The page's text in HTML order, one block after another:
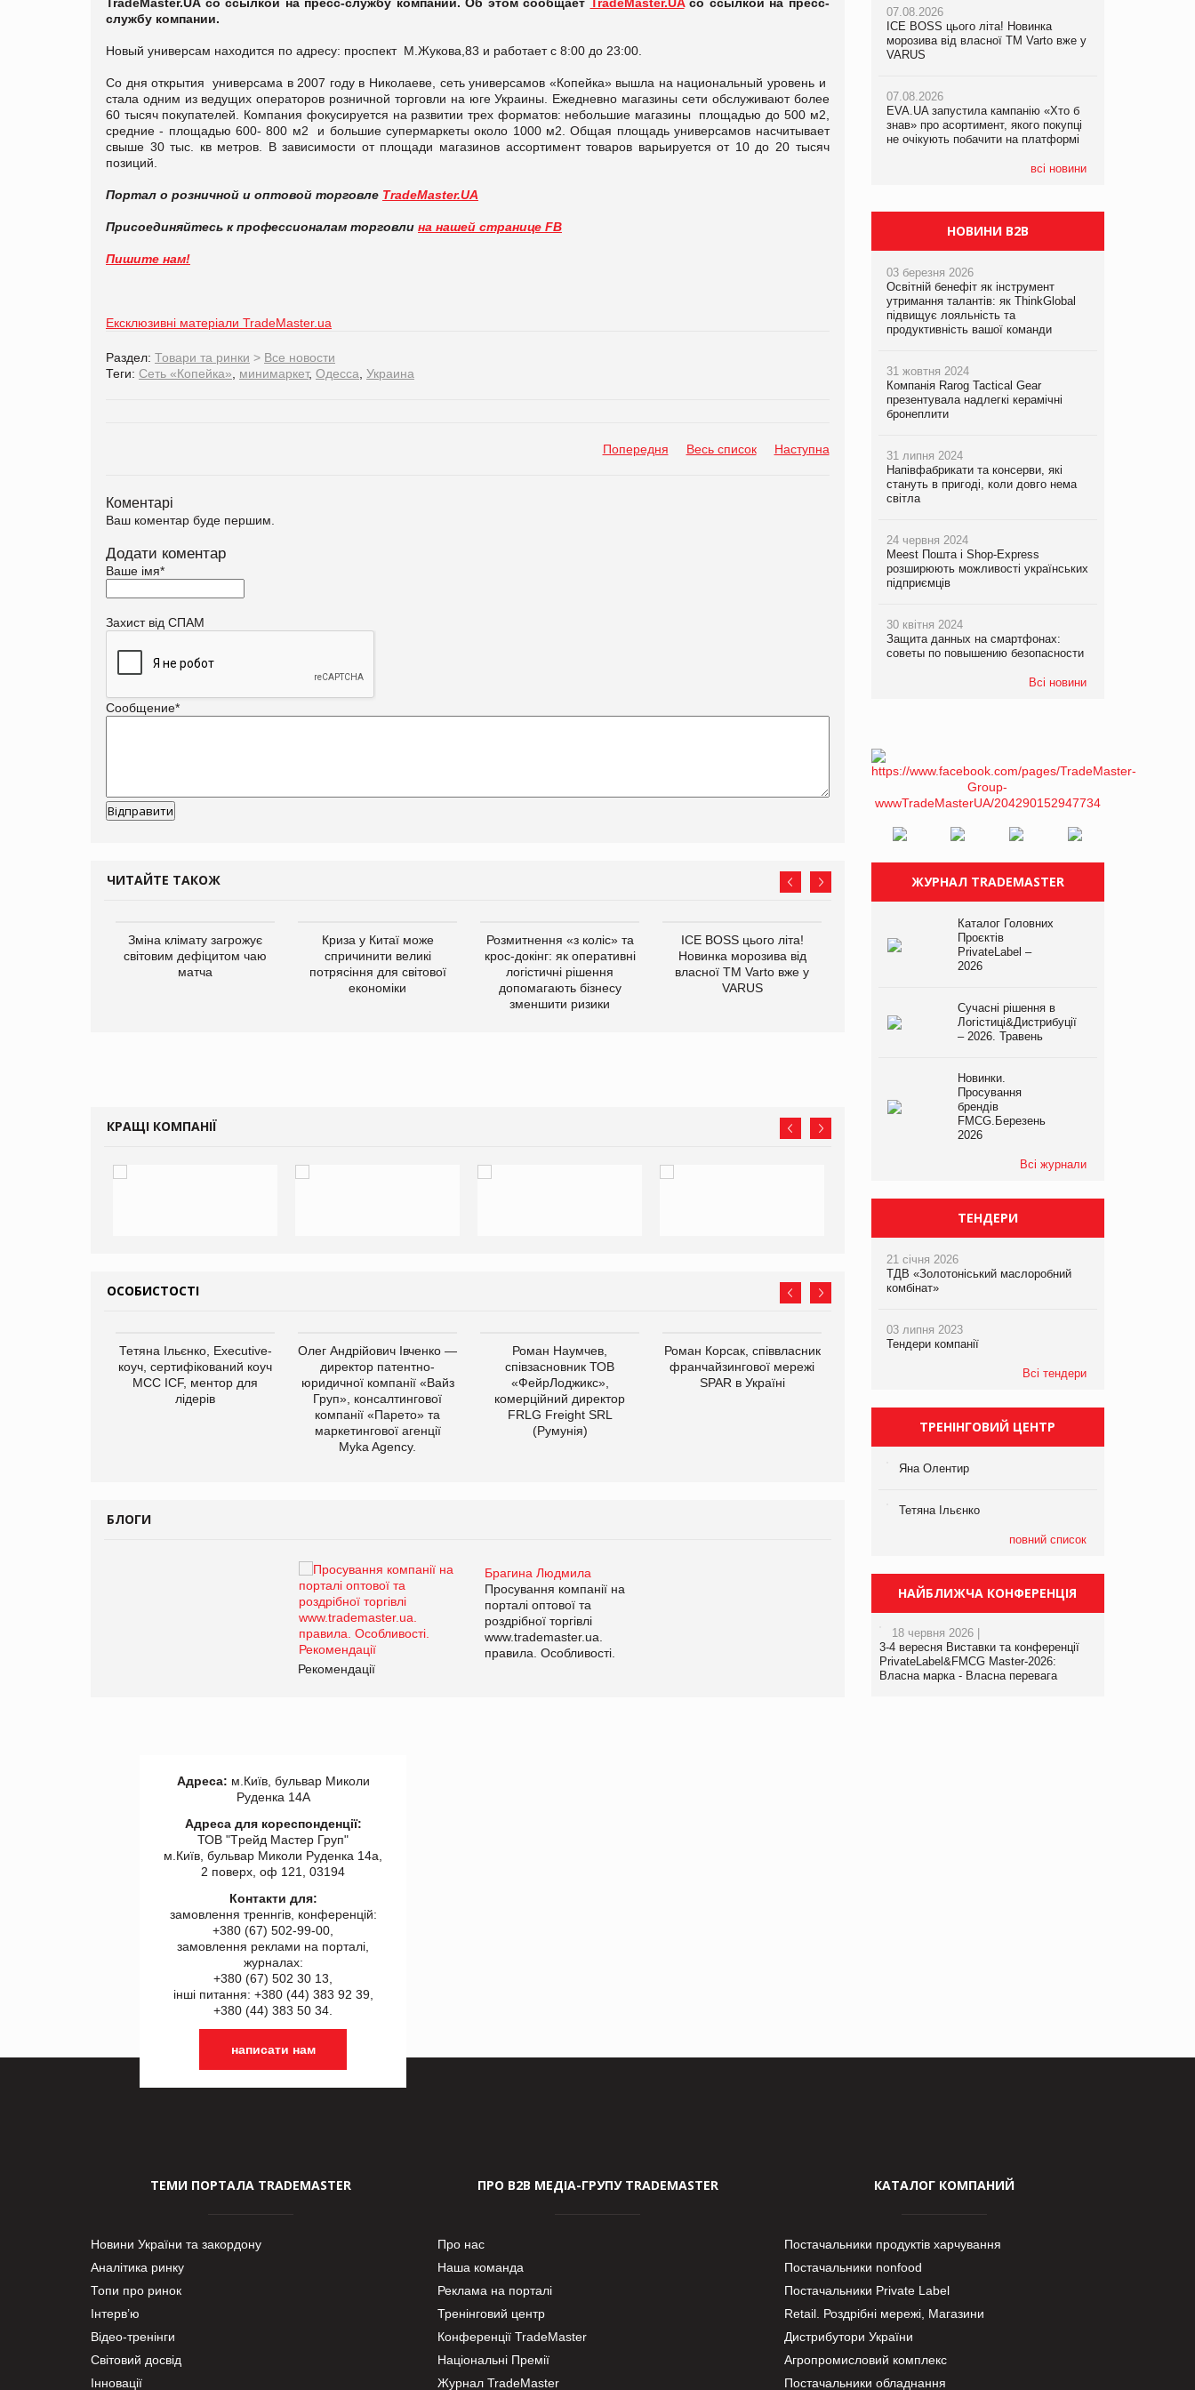
службу компании.
Новый универсам находится по адресу: проспект М.Жукова,83 и работает с 8:00 до 23:00.
Со дня открытия универсама в 2007 году в Николаеве, сеть универсамов «Копейка» вышла на национальный уровень и
стала одним из ведущих операторов розничной торговли на юге Украины. Ежедневно магазины сети обслуживают более
60 тысяч покупателей. Компания фокусируется на развитии трех форматов: небольшие магазины площадью до 500 м2,
средние - площадью 600- 800 м2 и большие супермаркеты около 1000 м2. Общая площадь универсамов насчитывает
свыше 30 тыс. кв метров. В зависимости от площади магазинов ассортимент товаров варьируется от 10 до 20 тысяч
позиций.
Портал о розничной и оптовой торговле TradeMaster.UA
Присоединяйтесь к профессионалам торговли на нашей странице FB
Пишите нам!
Ексклюзивні матеріали TradeMaster.ua
Раздел: Товари та ринки > Все новости
Теги: Сеть «Копейка» минимаркет, Одесса Украина
Попередня Весь список Наступна
Коментарі
Ваш коментар буде першим.
Додати коментар
Ваше імя*
Захист від СПАМ
Сообщение*
ЧИТАЙТЕ ТАКОЖ
Зміна клімату загрожує
світовим дефіцитом чаю
матча
Криза у Китаї може
спричинити великі
потрясіння для світової
економіки
Розмитнення «з коліс» та
крос-докінг: як оперативні
логістичні рішення
допомагають бізнесу
зменшити ризики
ICE BOSS цього літа!
Новинка морозива від
власної ТМ Varto вже у
VARUS
EVA.UA запустила
кампанію «Хто б знав» про
асортимент, якого покупці
КРАЩІ КОМПАНІЇ
ОСОБИСТОСТІ
Тетяна Ільєнко, Executive-
коуч, сертифікований коуч
МСС ICF, ментор для
лідерів
Олег Андрійович Івченко —
директор патентно-
юридичної компанії «Вайз
Груп», консалтингової
компанії «Парето» та
маркетингової агенції
Myka Agency.
Роман Наумчев,
співзасновник ТОВ
«ФейрЛоджикс»,
комерційний директор
FRLG Freight SRL
(Румунія)
Роман Корсак, співвласник
франчайзингової мережі
SPAR в Україні
Олексій Логачов-Михайлов
БЛОГИ
Брагина Людмила
Просування компанії на
порталі оптової та
роздрібної торгівлі
www.trademaster.ua.
правила. Особливості.
Рекомендації
Брагина Людмила
Просування компанії на
www.trademaster.ua.
правила. Особливості.
07.08.2026
ICE BOSS цього літа! Новинка
морозива від власної ТМ Varto вже у
VARUS
07.08.2026
EVA.UA запустила кампанію «Хто б
знав» про асортимент, якого покупці
не очікують побачити на платформі
всі новини
07.08.2026
ICE BOSS цього літа! Новинка
морозива від власної ТМ Varto вже у
VARUS
07.08.2026
EVA.UA запустила кампанію «Хто б
знав» про асортимент, якого покупці
не очікують побачити на платформі
07.08.2026
Франція заборонила рекламні дзвінки
НОВИНИ B2B
03 березня 2026
Освітній бенефіт як інструмент
утримання талантів: як ThinkGlobal
підвищує лояльність та
продуктивність вашої команди
31 жовтня 2024
Компанія Rarog Tactical Gear
презентувала надлегкі керамічні
бронеплити
31 липня 2024
Напівфабрикати та консерви, які
стануть в пригоді, коли довго нема
світла
24 червня 2024
Meest Пошта і Shop-Express
розширюють можливості українських
підприємців
30 квітня 2024
Защита данных на смартфонах:
советы по повышению безопасности
Всі новини
ЖУРНАЛ TRADEMASTER
Каталог Головних
Проєктів
PrivateLabel –
2026
Сучасні рішення в
Логістиці&Дистрибуції
– 2026. Травень
Новинки.
Просування
брендів
FMCG.Березень
2026
Всі журнали
ТЕНДЕРИ
21 січня 2026
ТДВ «Золотоніський маслоробний
комбінат»
03 липня 2023
Тендери компанії
Всі тендери
ТРЕНІНГОВИЙ ЦЕНТР
Яна Олентир
Тетяна Ільєнко
повний список
НАЙБЛИЖЧА КОНФЕРЕНЦІЯ
18 червня 2026 |
3-4 вересня Виставки та конференції
PrivateLabel&FMCG Master-2026:
Власна марка - Власна перевага
Адреса: м.Київ, бульвар Миколи
Руденка 14А
Адреса для кореспонденції:
ТОВ "Tрейд Мастер Груп"
м.Київ, бульвар Миколи Руденка 14а,
2 поверх, оф 121, 03194
Контакти для:
замовлення треннгів, конференцій:
+380 (67) 502-99-00,
замовлення реклами на порталі,
журналах:
+380 (67) 502 30 13,
інші питання: +380 (44) 383 92 39,
+380 (44) 383 50 34.
написати нам
ТЕМИ ПОРТАЛА TRADEMASTER
Новини України та закордону
Аналітика ринку
Топи про ринок
Інтерв’ю
Відео-тренінги
Світовий досвід
Інновації
ПРО В2В МЕДІА-ГРУПУ TRADEMASTER
Про нас
Наша команда
Реклама на порталі
Тренінговий центр
Конференції TradeMaster
Національні Премії
Журнал TradeMaster
КАТАЛОГ КОМПАНИЙ
Постачальники продуктів харчування
Постачальники nonfood
Постачальники Private Label
Retail. Роздрібні мережі, Магазини
Дистрибутори України
Агропромисловий комплекс
Постачальники обладнання